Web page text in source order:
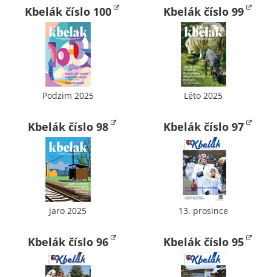
Kbelák číslo 100
Podzim 2025
Kbelák číslo 99
Léto 2025
Kbelák číslo 98
jaro 2025
Kbelák číslo 97
13. prosince
Kbelák číslo 96 Kbelák číslo 95
nabízí.
Nepožadujeme
Váš souhlas s
využitím
technických
cookies na
našem webu. Z
technické
cookies
nemohou být
individuálně
deaktivovány
aktivovány.
Analytické
cookies